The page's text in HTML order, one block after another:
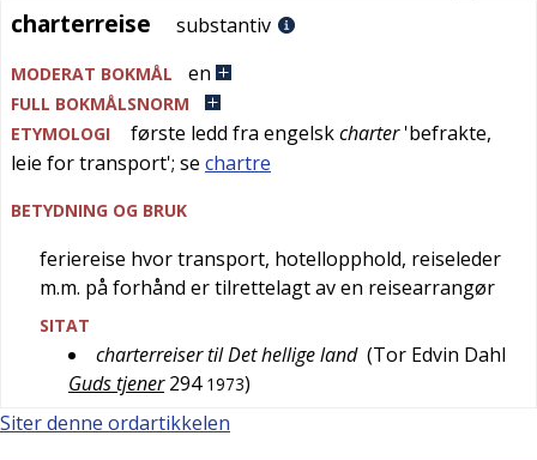
charterreise
charterreise substantiv
MODERAT BOKMÅL en
FULL BOKMÅLSNORM
ETYMOLOGI
første ledd fra engelskcharter'befrakte,
leie for transport'; se chartre
BETYDNING OG BRUK
feriereise hvor transport, hotellopphold, reiseleder
m.m. på forhånd er tilrettelagt av en reisearrangør
SITAT
charterreiser til Det hellige land (Tor Edvin Dahl
Guds tjener 294 1973)
Siter denne ordartikkelen